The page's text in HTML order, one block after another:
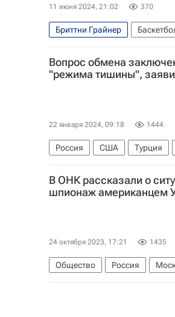
11 июня 2024, 21:02 370
Бриттни Грайнер
Международная федерация
Вопрос обмена
"режима тишины",
22 января 2024, 09:18 1444
Россия США Турция
В мире
В ОНК рассказали о
шпионаж американцем
24 октября 2023, 17:21 1435
Общество Россия
Константин Ярошенко